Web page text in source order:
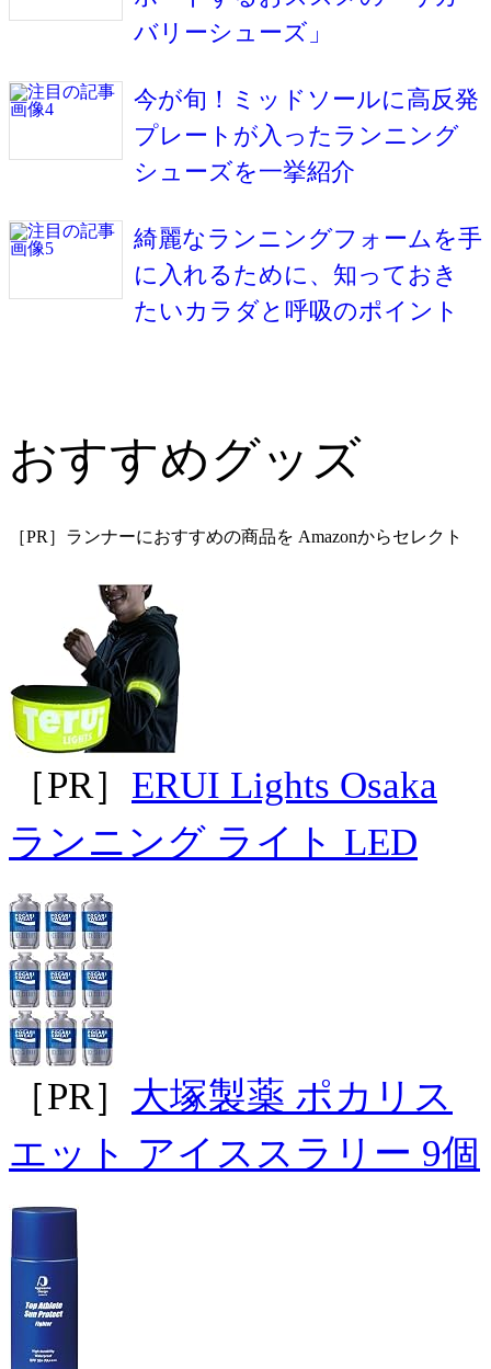
バリーシューズ」
今が旬！ミッドソールに高反発
プレートが入ったランニング
シューズを一挙紹介
綺麗なランニングフォームを手
に入れるために、知っておき
たいカラダと呼吸のポイント
おすすめグッズ
［PR］ランナーにおすすめの商品を Amazonからセレクト
［PR］ ERUI Lights Osaka
ランニング ライト LED
［PR］ 大塚製薬 ポカリス
エット アイススラリー 9個